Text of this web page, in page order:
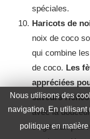
spéciales.
Haricots de
noix de coco
qui combine
de coco. Les
appréciées
saveurs riches
avec la
s'agit d'un plat